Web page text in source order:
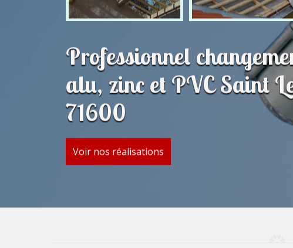
Professionnel
alu, zinc et PVC Saint
71600
Voir nos réalisations